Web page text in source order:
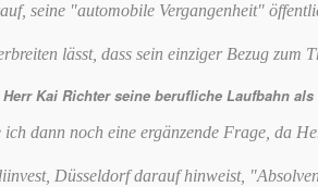
seine "automobile Vergangenheit"
lässt, dass sein einziger Bezug zum
Kai Richter seine berufliche Laufbahn
ich dann noch eine ergänzende Frage, da
Düsseldorf darauf hinweist,